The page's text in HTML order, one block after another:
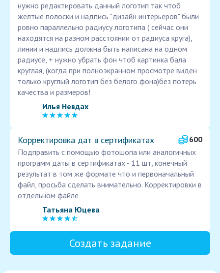
нужно редактировать данный логотип так чтоб
желтые полоски и надпись "дизайн интерьеров" были
ровно параллельно радиусу логотипа ( сейчас они
находятся на разном расстоянии от радиуса круга),
линии и надпись должна быть написана на одном
радиусе, + нужно убрать фон чтоб картинка бала
круглая, (когда при полноэкранном просмотре виден
только круглый логотип без белого фона)без потерь
качества и размеров!
Илья Невдах
Корректировка дат в сертификатах
600
Подправить с помощью фотошопа или аналогичных
программ даты в сертификатах - 11 шт, конечный
результат в том же формате что и первоначальный
файл, просьба сделать внимательно. Корректировки в
отдельном файле
Татьяна Юцева
Создать задание